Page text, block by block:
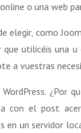
o una web
como
que utilicéis una
a vuestras
¿Por
con el post
en un servidor